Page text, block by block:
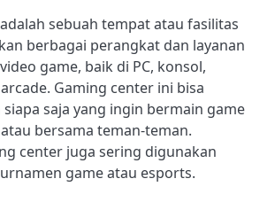
sebuah tempat atau fasilitas
berbagai perangkat dan layanan
game, baik di PC, konsol,
Gaming center ini bisa
saja yang ingin bermain game
bersama teman-teman.
center juga sering digunakan
game atau esports.